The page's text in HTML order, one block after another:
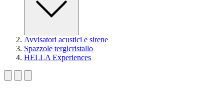
Avvisatori acustici e sirene
Spazzole tergicristallo
HELLA Experiences